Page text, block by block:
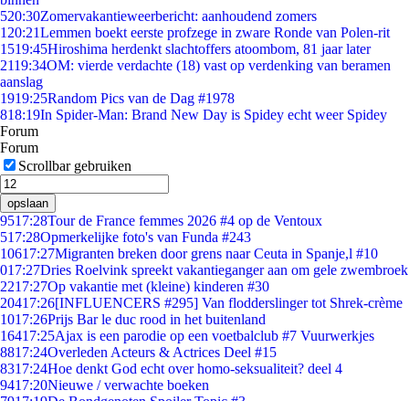
520:30Zomervakantieweerbericht: aanhoudend zomers
1 20:21Lemmen boekt eerste profzege in zware Ronde van Polen-rit
1519:45Hiroshima herdenkt slachtoffers atoombom, 81 jaar later
2119:34OM: vierde verdachte (18) vast op verdenking van beramen
aanslag
1919:25Random Pics van de Dag #1978
818:19In Spider-Man: Brand New Day is Spidey echt weer Spidey
Forum
Forum
Scrollbar gebruiken
opslaan
9517:28Tour de France femmes 2026 #4 op de Ventoux
517:28Opmerkelijke foto's van Funda #243
10617:27Migranten breken door grens naar Ceuta in Spanje,l #10
017:27Dries Roelvink spreekt vakantieganger aan om gele zwembroek
2217:27Op vakantie met (kleine) kinderen #30
20417:26[INFLUENCERS #295] Van flodderslinger tot Shrek-crème
1017:26Prijs Bar le duc rood in het buitenland
16417:25Ajax is een parodie op een voetbalclub #7 Vuurwerkjes
8817:24Overleden Acteurs & Actrices Deel #15
8317:24Hoe denkt God echt over homo-seksualiteit? deel 4
9417:20Nieuwe / verwachte boeken